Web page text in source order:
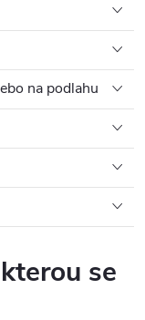
na podlahu
se